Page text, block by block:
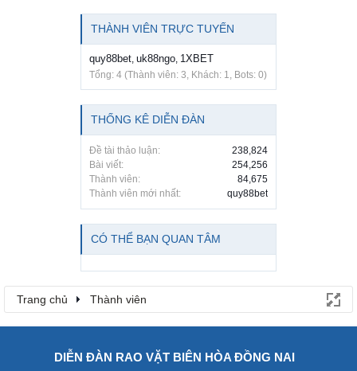
THÀNH VIÊN TRỰC TUYẾN
quy88bet, uk88ngo, 1XBET
Tổng: 4 (Thành viên: 3, Khách: 1, Bots: 0)
THỐNG KÊ DIỄN ĐÀN
Đề tài thảo luận:
238,824
Bài viết:
254,256
Thành viên:
84,675
Thành viên mới nhất:
quy88bet
CÓ THỂ BẠN QUAN TÂM
Trang chủ Thành viên
DIỄN ĐÀN RAO VẶT BIÊN HÒA ĐỒNG NAI